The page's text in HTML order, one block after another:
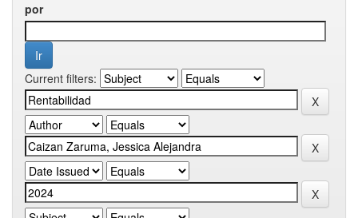
por
Current filters: